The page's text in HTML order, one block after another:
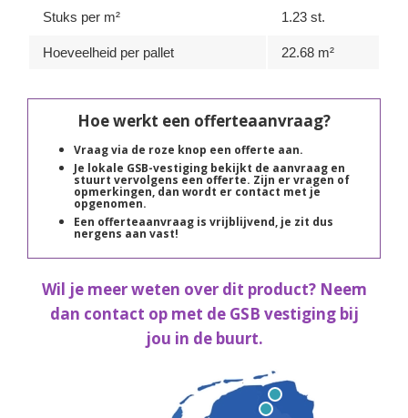
Stuks per m² 1.23 st.
Hoeveelheid per pallet 22.68 m²
Hoe werkt een offerteaanvraag?
Vraag via de roze knop een offerte aan.
Je lokale GSB-vestiging bekijkt de aanvraag en
stuurt vervolgens een offerte. Zijn er vragen of
opmerkingen, dan wordt er contact met je
opgenomen.
Een offerteaanvraag is vrijblijvend, je zit dus
nergens aan vast!
Wil je meer weten over dit product? Neem
dan contact op met de GSB vestiging bij
jou in de buurt.